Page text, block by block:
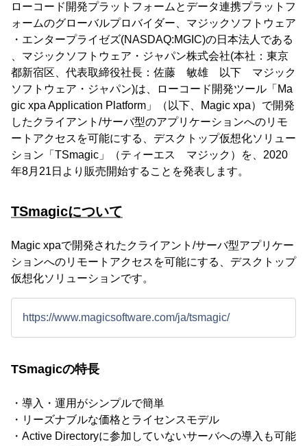
ローコード開発プラットフォームとデータ連携プラットフ
ォームのグローバルプロバイダー、マジックソフトウェア
・エンタープライゼズ(NASDAQ:MGIC)の日本法人である
、マジックソフトウェア・ジャパン株式会社(本社：東京
都新宿区、代表取締役社長：佐藤 敏雄 以下 マジック
ソフトウェア・ジャパン)は、ローコード開発ツール「Ma
gic xpa Application Platform」（以下、Magic xpa）で開発
したクライアント/サーバ型のアプリケーションへのリモ
ートアクセスを可能にする、デスクトップ仮想化ソリュー
ション「TSmagic」（ティーエス マジック）を、2020
年8月21日より販売開始することを発表します。
TSmagicについて
Magic xpaで開発されたクライアント/サーバ型アプリケー
ションへのリモートアクセスを可能にする、デスクトップ
仮想化ソリューションです。
https://www.magicsoftware.com/ja/tsmagic/
TSmagicの特長
・導入・運用がシンプルで簡単
・リーズナブルな価格とライセンスモデル
・Active Directoryに参加していないサーバへの導入も可能